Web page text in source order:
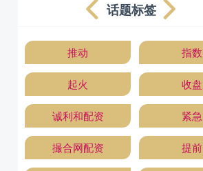
话题标签
推动 指数
起火 收盘
诚利和配资 紧急
撮合网配资 提前